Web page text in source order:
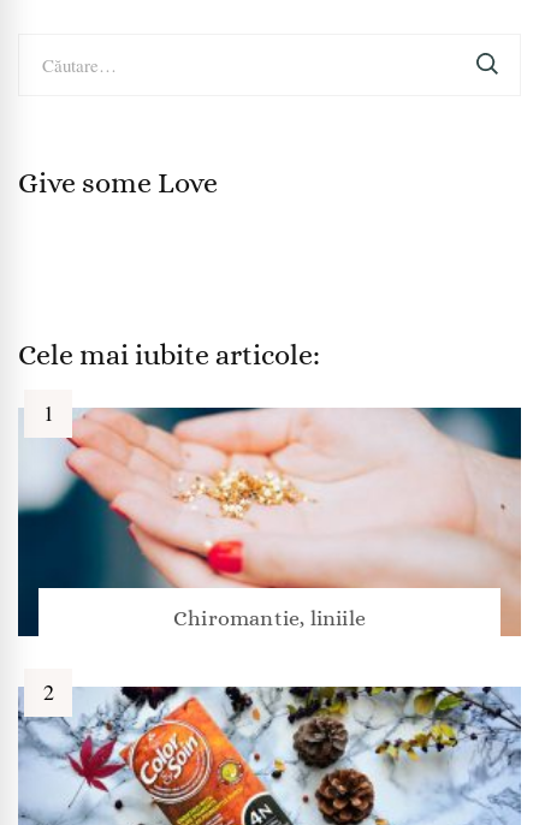
după:
Give some Love
Cele mai iubite articole:
Chiromantie, liniile